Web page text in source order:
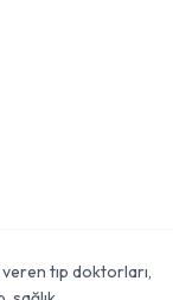
tıp doktorları,